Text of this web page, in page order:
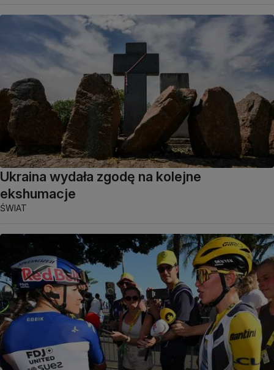
Ukraina wydała zgodę na kolejne
ekshumacje
ŚWIAT